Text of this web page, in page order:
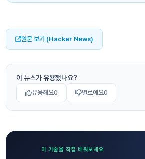
원문 보기 (Hacker News)
이 뉴스가 유용했나요?
유용해요0 별로예요0
이 기술을 직접 배워보세요